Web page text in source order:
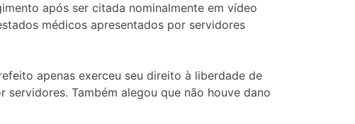
após ser citada nominalmente em vídeo
médicos apresentados por servidores
apenas exerceu seu direito à liberdade de
Também alegou que não houve dano